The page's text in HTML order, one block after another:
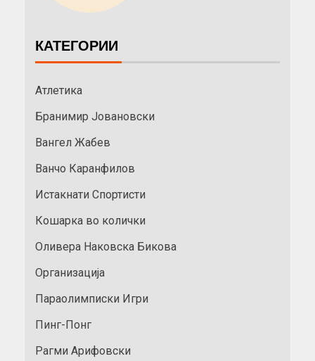
КАТЕГОРИИ
Атлетика
Бранимир Јовановски
Вангел Жабев
Ванчо Каранфилов
Истакнати Спортисти
Кошарка во колички
Оливера Наковска Бикова
Организација
Параолимписки Игри
Пинг-Понг
Рагми Арифовски